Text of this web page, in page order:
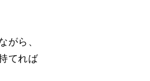
がら、
てれば